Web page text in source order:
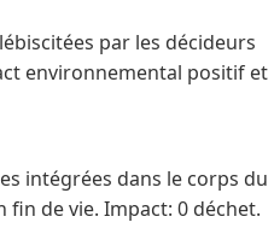
par les décideurs
environnemental positif et
intégrées dans le corps du
de vie. Impact: 0 déchet.